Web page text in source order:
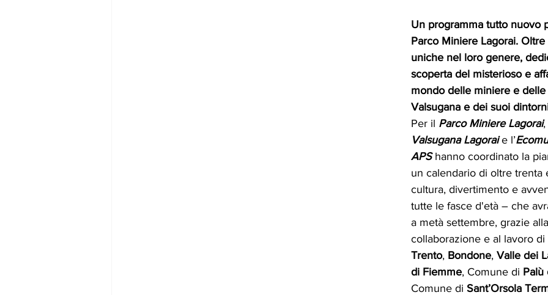
Un programma tutto nuovo
Parco Miniere Lagorai.
uniche nel loro genere,
scoperta del misterioso e
mondo delle miniere e
Valsugana e dei suoi
Per il Parco Miniere Lagorai,
Valsugana Lagorai e l’
APS hanno coordinato la
un calendario di oltre
cultura, divertimento e
tutte le fasce d'età – che
a metà settembre, grazie
collaborazione e al lavoro
Trento, Bondone, Valle dei
di Fiemme, Comune di Palù
Comune di Sant’Orsola